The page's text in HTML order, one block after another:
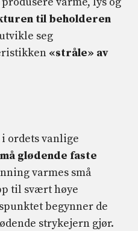
til beholderen
seg
«stråle» av
ordets vanlige
glødende faste
varmes små
til svært høye
begynner de
strykejern gjør.